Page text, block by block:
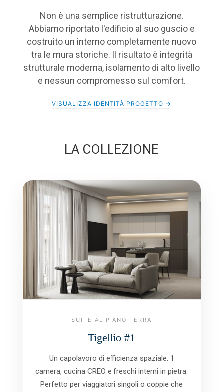
Non è una semplice ristrutturazione.
Abbiamo riportato l'edificio al suo guscio e
costruito un interno completamente nuovo
tra le mura storiche. Il risultato è integrità
strutturale moderna, isolamento di alto livello
e nessun compromesso sul comfort.
VISUALIZZA IDENTITÀ PROGETTO →
LA COLLEZIONE
SUITE AL PIANO TERRA
Tigellio #1
Un capolavoro di efficienza spaziale. 1
camera, cucina CREO e freschi interni in pietra.
Perfetto per viaggiatori singoli o coppie che